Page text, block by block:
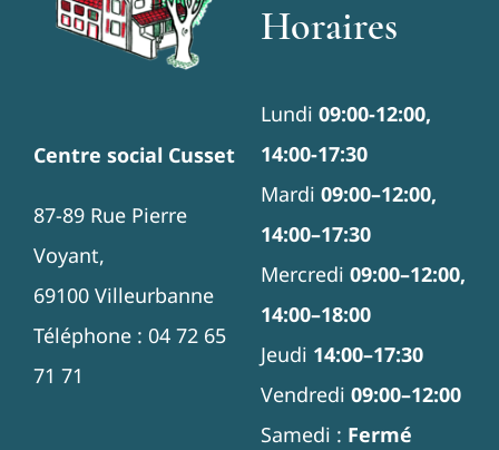
Centre social Cusset
87-89 Rue Pierre
Voyant,
69100 Villeurbanne
Téléphone : 04 72 65
71 71
Horaires
Lundi 09:00-12:00,
14:00-17:30
Mardi 09:00–12:00,
14:00–17:30
Mercredi 09:00–12:00,
14:00–18:00
Jeudi 14:00–17:30
Vendredi 09:00–12:00
Samedi : Fermé